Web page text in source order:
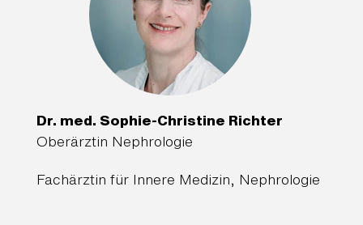
Dr. med. Sophie-Christine Richter
Oberärztin Nephrologie
Fachärztin für Innere Medizin, Nephrologie